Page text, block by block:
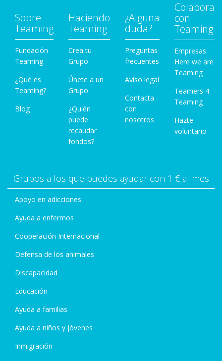
Sobre
Teaming
Fundación
Teaming
¿Qué es
Teaming?
Blog
Haciendo
Teaming
Crea tu
Grupo
Únete a un
Grupo
¿Quién
puede
recaudar
fondos?
¿Alguna
duda?
Preguntas
frecuentes
Aviso legal
Contacta
con
nosotros
Colabora
con
Teaming
Empresas
Here we are
Teaming
Teamers 4
Teaming
Hazte
voluntario
Grupos a los que puedes ayudar con 1 € al mes
Apoyo en adicciones
Ayuda a enfermos
Cooperación Internacional
Defensa de los animales
Discapacidad
Educación
Ayuda a familias
Ayuda a niños y jóvenes
Inmigración